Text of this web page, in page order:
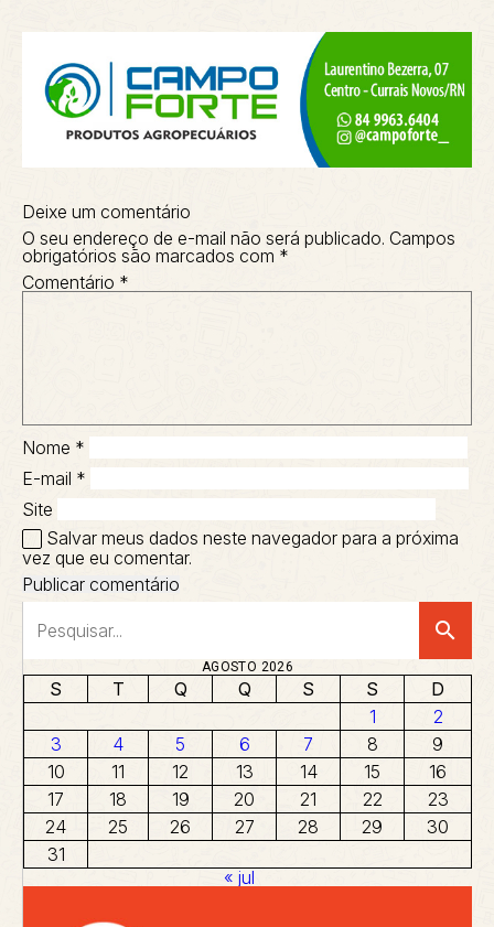
Deixe um comentário
O seu endereço de e-mail não será publicado. Campos
obrigatórios são marcados com *
Comentário *
Nome *
E-mail *
Site
Salvar meus dados neste navegador para a próxima
vez que eu comentar.
search
AGOSTO 2026
S T Q Q S S
D
1
2
3
4 5 6 7 8
9
10
11 12 13 14 15
16
17
18 19 20 21 22
23
24
25 26 27 28 29
30
31
« jul